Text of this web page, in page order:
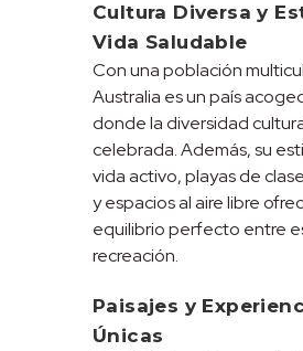
Cultura Diversa y
Vida Saludable
Con una población
Australia es un país
donde la diversidad
celebrada. Además, su
vida activo, playas de
y espacios al aire libre
equilibrio perfecto entre
recreación.
Paisajes y
Únicas